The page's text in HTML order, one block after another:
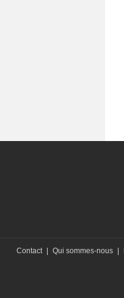
Contact Qui sommes-nous